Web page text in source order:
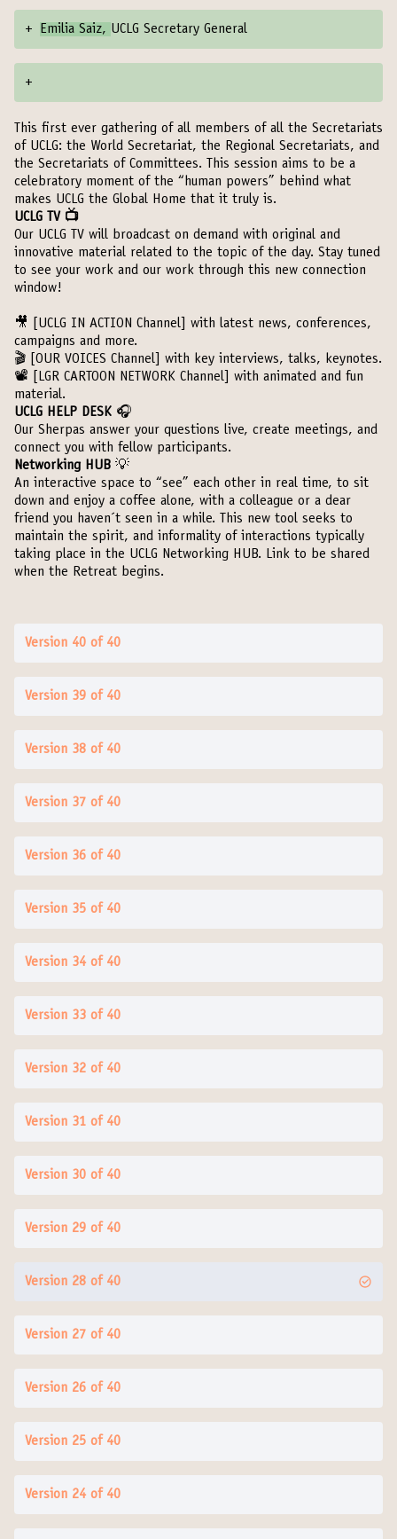
+ Emilia Saiz, UCLG Secretary General
+
This first ever gathering of all members of all the Secretariats
of UCLG: the World Secretariat, the Regional Secretariats, and
the Secretariats of Committees. This session aims to be a
celebratory moment of the “human powers” behind what
makes UCLG the Global Home that it truly is.
UCLG TV 📺
Our UCLG TV will broadcast on demand with original and
innovative material related to the topic of the day. Stay tuned
to see your work and our work through this new connection
window!
🎥 [UCLG IN ACTION Channel]
with latest news, conferences,
campaigns and more.
🎬
[OUR VOICES Channel]
with key interviews, talks, keynotes.
📽️
[LGR CARTOON NETWORK Channel] with animated and fun
material.
UCLG HELP DESK 🎧
Our Sherpas answer your questions live, create meetings, and
connect you with fellow participants.
Networking HUB 💡
An interactive space to “see” each other in real time, to sit
down and enjoy a coffee alone, with a colleague or a dear
friend you haven´t seen in a while. This new tool seeks to
maintain the spirit, and informality of interactions typically
taking place in the UCLG Networking HUB. Link to be shared
when the Retreat begins.
Version 40 of 40
Version 39 of 40
Version 38 of 40
Version 37 of 40
Version 36 of 40
Version 35 of 40
Version 34 of 40
Version 33 of 40
Version 32 of 40
Version 31 of 40
Version 30 of 40
Version 29 of 40
Version 28 of 40
Version 27 of 40
Version 26 of 40
Version 25 of 40
Version 24 of 40